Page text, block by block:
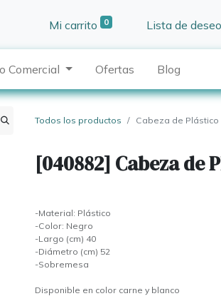
Mi carrito 0 Lista de
Comercial Ofertas Blog
Todos los productos Cabeza de
[040882] Cabeza de
-Material: Plástico
-Color: Negro
-Largo (cm) 40
-Diámetro (cm) 52
-Sobremesa
Disponible en color carne y blanco